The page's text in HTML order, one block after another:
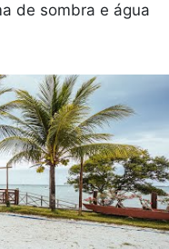
de sombra e água